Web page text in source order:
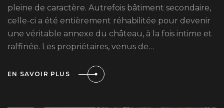
pleine de caractère. Autrefois bâtiment secondaire,
celle-ci a été entièrement réhabilitée pour devenir
une véritable annexe du château, à la fois intime et
raffinée. Les propriétaires, venus de…
EN SAVOIR PLUS